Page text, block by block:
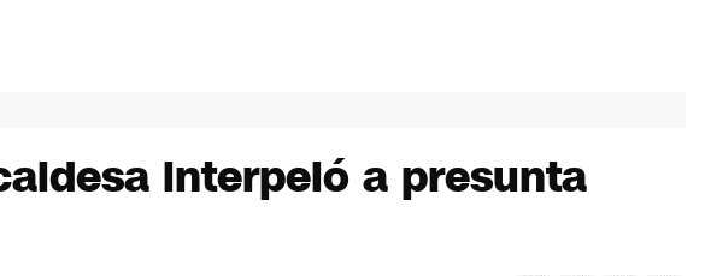
interpeló a presunta